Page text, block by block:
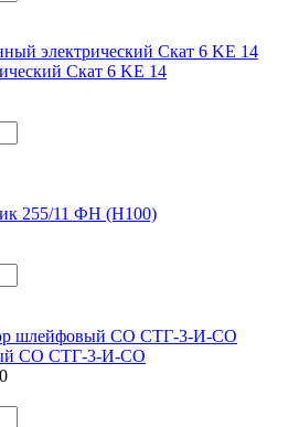
Скат 6 KE 14
255/11 ФН (Н100)
СО СТГ-3-И-СО